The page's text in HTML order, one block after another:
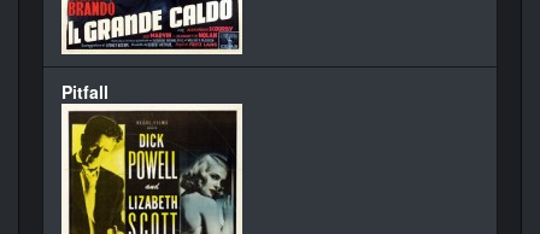
Pitfall